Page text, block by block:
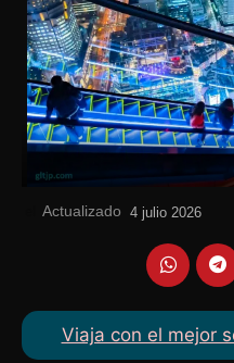
Actualizado 4 julio 2026
Viaja con el mejor